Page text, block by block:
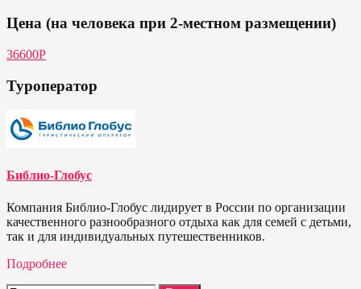
Цена (на человека при 2-местном размещении)
36600Р
Туроператор
Библио-Глобус
Компания Библио-Глобус лидирует в России по организации
качественного разнообразного отдыха как для семей с детьми,
так и для индивидуальных путешественников.
Подробнее